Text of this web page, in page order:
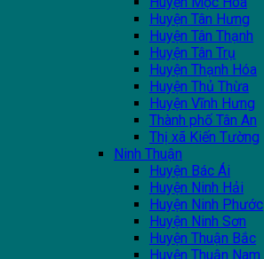
Huyện Tân Hưng
Huyện Tân Thạnh
Huyện Tân Trụ
Huyện Thạnh Hóa
Huyện Thủ Thừa
Huyện Vĩnh Hưng
Thành phố Tân An
Thị xã Kiến Tường
Ninh Thuận
Huyện Bác Ái
Huyện Ninh Hải
Huyện Ninh Phước
Huyện Ninh Sơn
Huyện Thuận Bắc
Huyện Thuận Nam